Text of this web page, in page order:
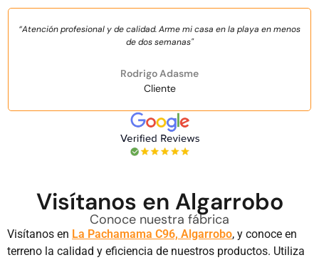
“Atención profesional y de calidad. Arme mi casa en la playa en menos
de dos semanas"
Rodrigo Adasme
Cliente
Visítanos en Algarrobo
Conoce nuestra fábrica
Visítanos en La Pachamama C96, Algarrobo, y conoce en
terreno la calidad y eficiencia de nuestros productos. Utiliza